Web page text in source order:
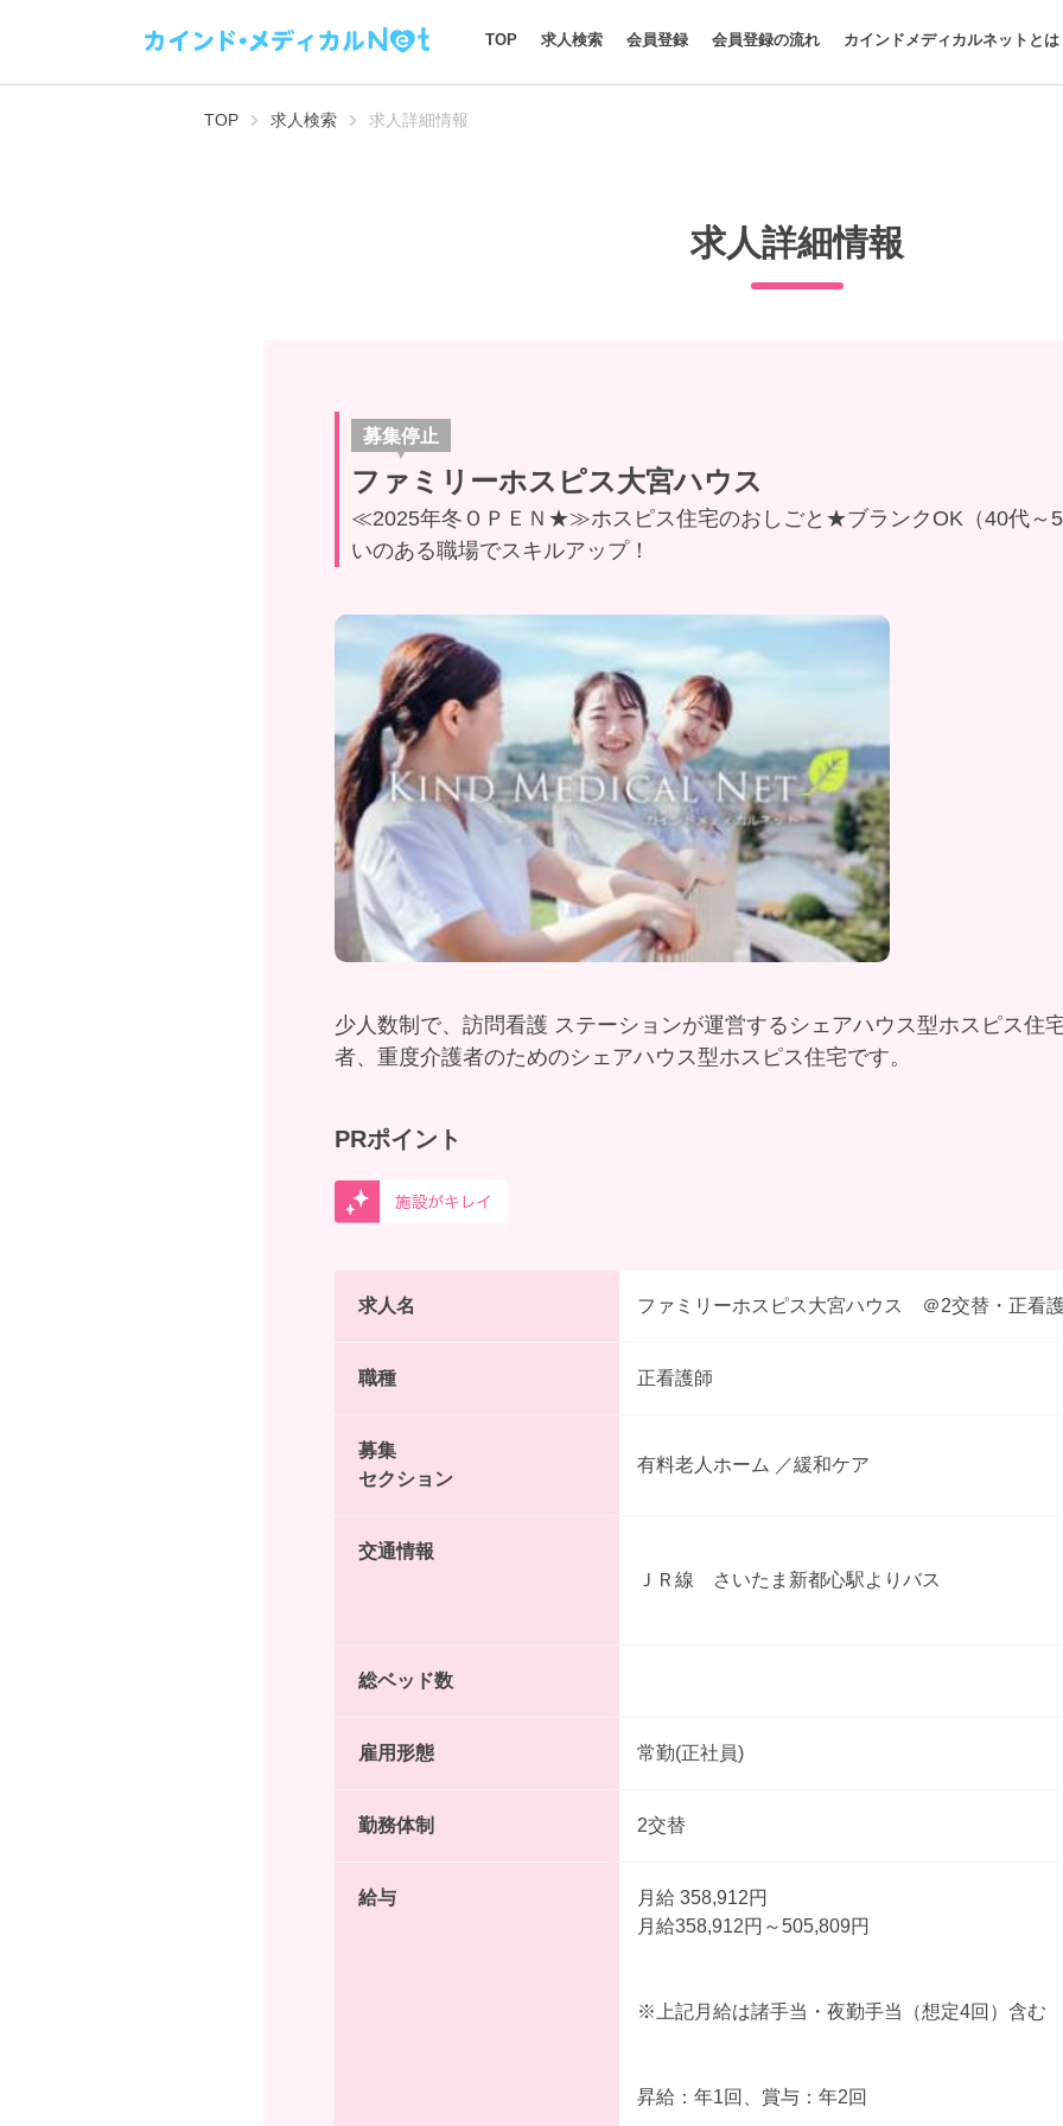
TOP 求人検索 会員登録 会員登録の流れ カインドメディカルネットとは
TOP 求人検索 求人詳細情報
求人詳細情報
募集停止
ファミリーホスピス大宮ハウス
≪2025年冬ＯＰＥＮ★≫ホスピス住宅のおしごと★ブランクOK（40代～
いのある職場でスキルアップ！
少人数制で、訪問看護 ステーションが運営するシェアハウス型ホスピス住
者、重度介護者のためのシェアハウス型ホスピス住宅です。
PRポイント
求人名 ファミリーホスピス大宮ハウス ＠2交替・正
職種 正看護師
募集
セクション
有料老人ホーム ／緩和ケア
交通情報
ＪＲ線 さいたま新都心駅よりバス
総ベッド数
雇用形態 常勤(正社員)
勤務体制 2交替
給与
月給 358,912円
月給358,912円～505,809円
※上記月給は諸手当・夜勤手当（想定4回）含む
昇給：年1回、賞与：年2回